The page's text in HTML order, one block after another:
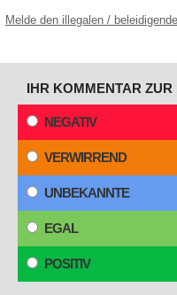
Melde den illegalen /
IHR KOMMENTAR ZUR
NEGATIV
VERWIRREND
UNBEKANNTE
EGAL
POSITIV